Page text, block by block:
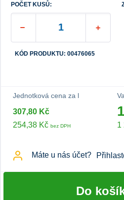
POČET KUSŮ:
KÓD PRODUKTU: 00476065
Jednotková cena za l
307,80 Kč
254,38 Kč bez DPH 1
Máte u nás účet?
Do